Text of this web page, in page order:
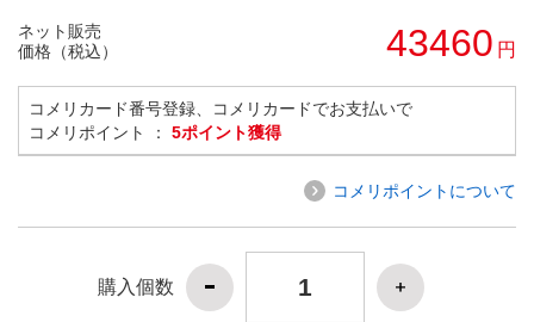
ネット販売
価格（税込）
43460 円
コメリカード番号登録、コメリカードでお支払いで
コメリポイント ： 5ポイント獲得
コメリポイントについて
購入個数